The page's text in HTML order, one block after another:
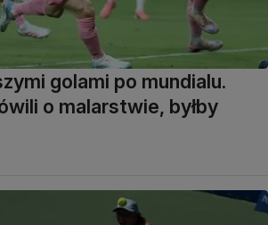
golami po mundialu.
o malarstwie, byłby